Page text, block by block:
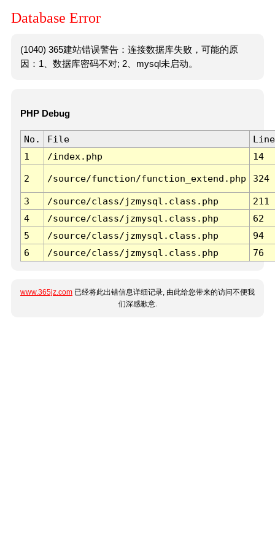
Database Error
(1040) 365建站错误警告：连接数据库失败，可能的原
因：1、数据库密码不对; 2、mysql未启动。
PHP Debug
No. File
Line
1
/index.php 14
2 /source/function/function_extend.php 324
3 /source/class/jzmysql.class.php
211
4
/source/class/jzmysql.class.php
62
5
/source/class/jzmysql.class.php
94
6
/source/class/jzmysql.class.php 76
www.365jz.com 已经将此出错信息详细记录, 由此给您带来的访问不便我
们深感歉意.